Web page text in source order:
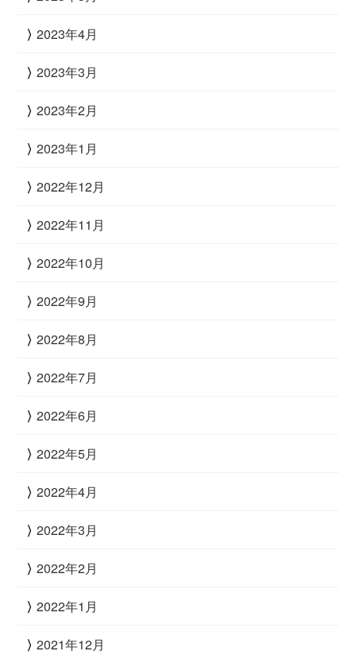
2023年4月
2023年3月
2023年2月
2023年1月
2022年12月
2022年11月
2022年10月
2022年9月
2022年8月
2022年7月
2022年6月
2022年5月
2022年4月
2022年3月
2022年2月
2022年1月
2021年12月